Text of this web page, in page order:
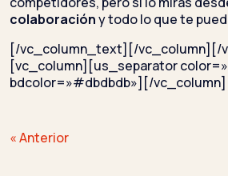
colaboracióny todo lo que te
[/vc_column_text][/vc_column][/
[vc_column][us_separator
bdcolor=»#dbdbdb»][/
Navegación
« Anterior